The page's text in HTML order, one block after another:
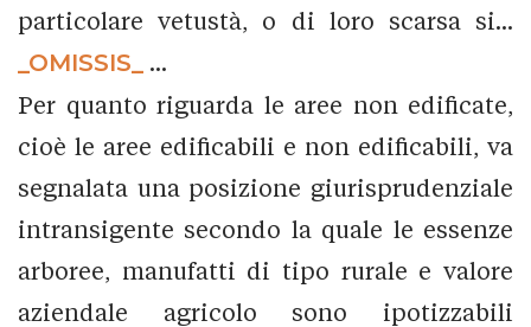
particolare vetustà, o di loro scarsa si...
_OMISSIS_
...
Per quanto riguarda le aree non edificate,
cioè le aree edificabili e non edificabili, va
segnalata una posizione giurisprudenziale
intransigente secondo la quale le essenze
arboree, manufatti di tipo rurale e valore
aziendale agricolo sono ipotizzabili